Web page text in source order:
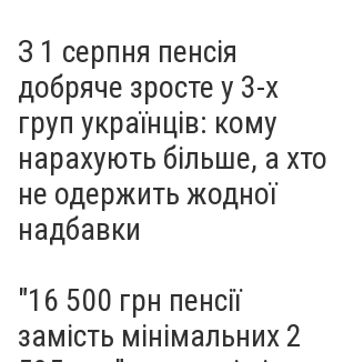
З 1 серпня пенсія
добряче зросте у 3-х
груп українців: кому
нарахують більше, а хто
не одержить жодної
надбавки
"16 500 грн пенсії
замість мінімальних 2